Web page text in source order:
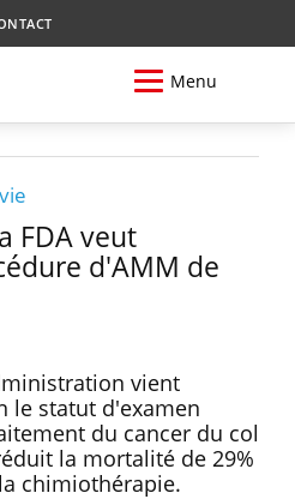
Menu
FDA veut
d'AMM de
vient
le statut d'examen
du cancer du col
la mortalité de 29%
chimiothérapie.